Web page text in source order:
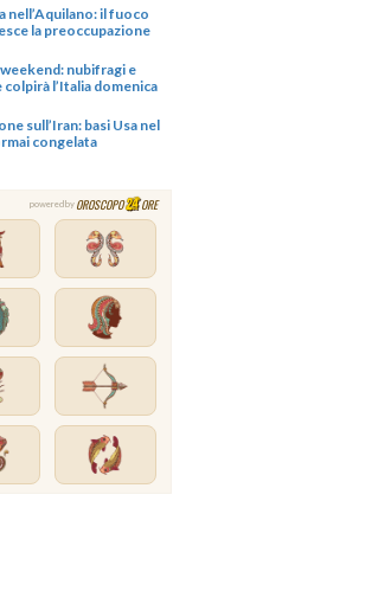
nell’Aquilano: il fuoco
la preoccupazione
nubifragi e
l’Italia domenica
sull’Iran: basi Usa nel
congelata
powered by OROSCOPO ORE